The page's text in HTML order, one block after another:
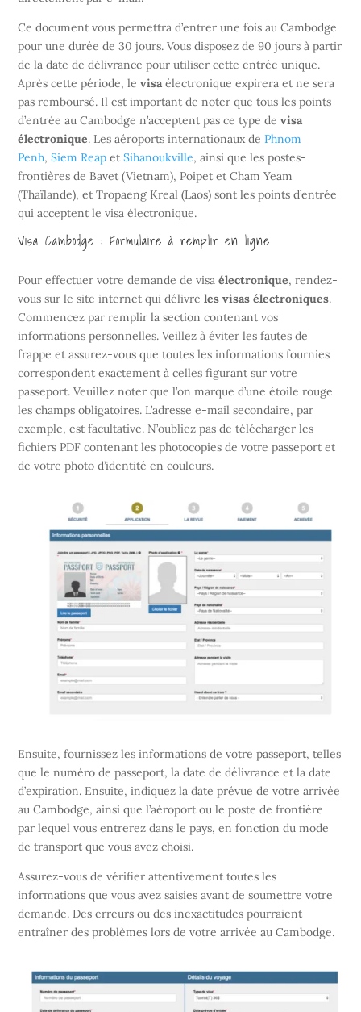
Ce document vous permettra d’entrer une fois au Cambodge
pour une durée de 30 jours. Vous disposez de 90 jours à partir
de la date de délivrance pour utiliser cette entrée unique.
Après cette période, le visa électronique expirera et ne sera
pas remboursé. Il est important de noter que tous les points
d’entrée au Cambodge n’acceptent pas ce type de visa
électronique. Les aéroports internationaux de Phnom
Penh, Siem Reap et Sihanoukville, ainsi que les postes-
frontières de Bavet (Vietnam), Poipet et Cham Yeam
(Thaïlande), et Tropaeng Kreal (Laos) sont les points d’entrée
qui acceptent le visa électronique.
Visa Cambodge : Formulaire à remplir en ligne
Pour effectuer votre demande de visa électronique, rendez-
vous sur le site internet qui délivre les visas électroniques.
Commencez par remplir la section contenant vos
informations personnelles. Veillez à éviter les fautes de
frappe et assurez-vous que toutes les informations fournies
correspondent exactement à celles figurant sur votre
passeport. Veuillez noter que l’on marque d’une étoile rouge
les champs obligatoires. L’adresse e-mail secondaire, par
exemple, est facultative. N’oubliez pas de télécharger les
fichiers PDF contenant les photocopies de votre passeport et
de votre photo d’identité en couleurs.
Ensuite, fournissez les informations de votre passeport, telles
que le numéro de passeport, la date de délivrance et la date
d’expiration. Ensuite, indiquez la date prévue de votre arrivée
au Cambodge, ainsi que l’aéroport ou le poste de frontière
par lequel vous entrerez dans le pays, en fonction du mode
de transport que vous avez choisi.
Assurez-vous de vérifier attentivement toutes les
informations que vous avez saisies avant de soumettre votre
demande. Des erreurs ou des inexactitudes pourraient
entraîner des problèmes lors de votre arrivée au Cambodge.